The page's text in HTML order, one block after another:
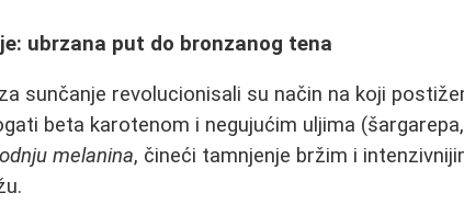
ubrzana put do bronzanog tena
sunčanje revolucionisali su način na koji
beta karotenom i negujućim uljima
melanina, čineći tamnjenje bržim i